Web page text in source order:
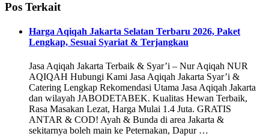
Pos Terkait
Harga Aqiqah Jakarta Selatan Terbaru 2026, Paket
Lengkap, Sesuai Syariat & Terjangkau
Jasa Aqiqah Jakarta Terbaik & Syar’i – Nur Aqiqah NUR
AQIQAH Hubungi Kami Jasa Aqiqah Jakarta Syar’i &
Catering Lengkap Rekomendasi Utama Jasa Aqiqah Jakarta
dan wilayah JABODETABEK. Kualitas Hewan Terbaik,
Rasa Masakan Lezat, Harga Mulai 1.4 Juta. GRATIS
ANTAR & COD! Ayah & Bunda di area Jakarta &
sekitarnya boleh main ke Peternakan, Dapur …